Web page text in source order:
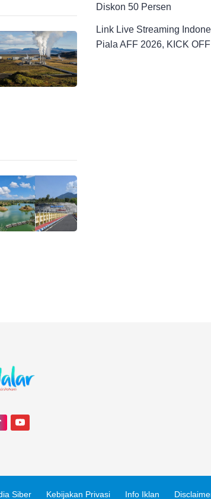
Diskon 50 Persen
Link Live Streaming
Piala AFF 2026, KICK
Siber Kebijakan Privasi Info Iklan